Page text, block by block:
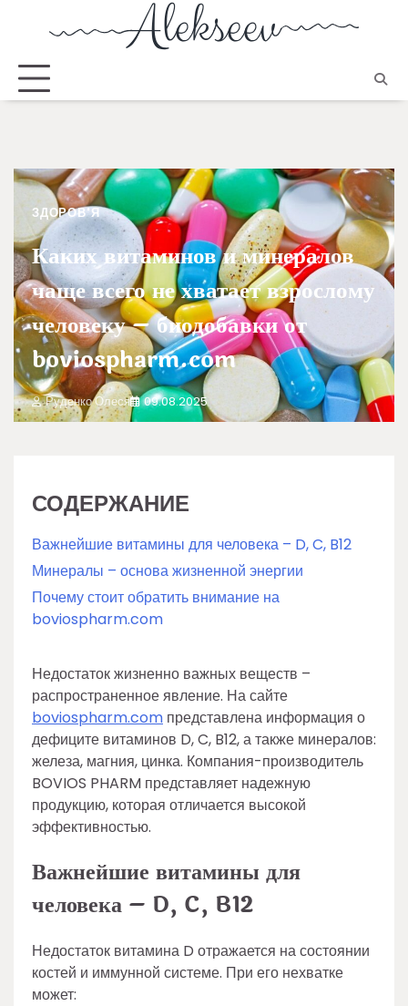
ЗДОРОВ'Я
Каких витаминов и минералов
чаще всего не хватает взрослому
человеку – биодобавки от
boviospharm.com
Руденко Олеся 09.08.2025
СОДЕРЖАНИЕ
Важнейшие витамины для человека – D, C, B12
Минералы – основа жизненной энергии
Почему стоит обратить внимание на
boviospharm.com
Недостаток жизненно важных веществ –
распространенное явление. На сайте
boviospharm.com представлена информация о
дефиците витаминов D, C, B12, а также минералов:
железа, магния, цинка. Компания-производитель
BOVIOS PHARM представляет надежную
продукцию, которая отличается высокой
эффективностью.
Важнейшие витамины для
человека – D, C, B12
Недостаток витамина D отражается на состоянии
костей и иммунной системе. При его нехватке
может: